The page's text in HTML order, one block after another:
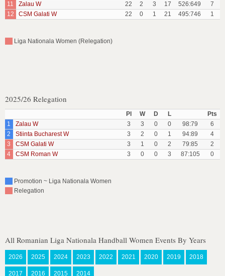
11
Zalau W 22 2 3 17 526:649
7
12
CSM Galati W 22 0 1 21 495:746 1
Liga Nationala Women (Relegation)
2025/26 Relegation
Pl W D L
Pts
1
Zalau W 3 3 0 0 98:79
6
2
Stiinta Bucharest W 3 2 0 1 94:89
4
3
CSM Galati W 3 1 0 2 79:85
2
4
CSM Roman W 3 0 0 3 87:105 0
Promotion ~ Liga Nationala Women
Relegation
All Romanian Liga Nationala Handball Women Events By Years
2026 2025 2024 2023 2022 2021 2020 2019 2018
2017 2016 2015 2014